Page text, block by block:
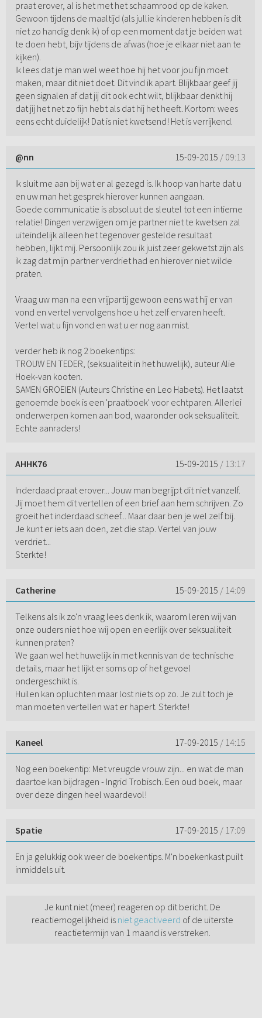
praat erover, al is het met het schaamrood op de kaken.
Gewoon tijdens de maaltijd (als jullie kinderen hebben is dit
niet zo handig denk ik) of op een moment dat je beiden wat
te doen hebt, bijv tijdens de afwas (hoe je elkaar niet aan te
kijken).
Ik lees dat je man wel weet hoe hij het voor jou fijn moet
maken, maar dit niet doet. Dit vind ik apart. Blijkbaar geef jij
geen signalen af dat jij dit ook echt wilt, blijkbaar denkt hij
dat jij het net zo fijn hebt als dat hij het heeft. Kortom: wees
eens echt duidelijk! Dat is niet kwetsend! Het is verrijkend.
@nn 15-09-2015 / 09:13
Ik sluit me aan bij wat er al gezegd is. Ik hoop van harte dat u
en uw man het gesprek hierover kunnen aangaan.
Goede communicatie is absoluut de sleutel tot een intieme
relatie! Dingen verzwijgen om je partner niet te kwetsen zal
uiteindelijk alleen het tegenover gestelde resultaat
hebben, lijkt mij. Persoonlijk zou ik juist zeer gekwetst zijn als
ik zag dat mijn partner verdriet had en hierover niet wilde
praten.
Vraag uw man na een vrijpartij gewoon eens wat hij er van
vond en vertel vervolgens hoe u het zelf ervaren heeft.
Vertel wat u fijn vond en wat u er nog aan mist.
verder heb ik nog 2 boekentips:
TROUW EN TEDER, (seksualiteit in het huwelijk), auteur Alie
Hoek-van kooten.
SAMEN GROEIEN (Auteurs Christine en Leo Habets). Het laatst
genoemde boek is een 'praatboek' voor echtparen. Allerlei
onderwerpen komen aan bod, waaronder ook seksualiteit.
Echte aanraders!
AHHK76 15-09-2015 / 13:17
Inderdaad praat erover... Jouw man begrijpt dit niet vanzelf.
Jij moet hem dit vertellen of een brief aan hem schrijven. Zo
groeit het inderdaad scheef... Maar daar ben je wel zelf bij.
Je kunt er iets aan doen, zet die stap. Vertel van jouw
verdriet...
Sterkte!
Catherine 15-09-2015 / 14:09
Telkens als ik zo'n vraag lees denk ik, waarom leren wij van
onze ouders niet hoe wij open en eerlijk over seksualiteit
kunnen praten?
We gaan wel het huwelijk in met kennis van de technische
details, maar het lijkt er soms op of het gevoel
ondergeschikt is.
Huilen kan opluchten maar lost niets op zo. Je zult toch je
man moeten vertellen wat er hapert. Sterkte!
Kaneel 17-09-2015 / 14:15
Nog een boekentip: Met vreugde vrouw zijn... en wat de man
daartoe kan bijdragen - Ingrid Trobisch. Een oud boek, maar
over deze dingen heel waardevol!
Spatie 17-09-2015 / 17:09
En ja gelukkig ook weer de boekentips. M'n boekenkast puilt
inmiddels uit.
Je kunt niet (meer) reageren op dit bericht. De
reactiemogelijkheid is niet geactiveerd of de uiterste
reactietermijn van 1 maand is verstreken.